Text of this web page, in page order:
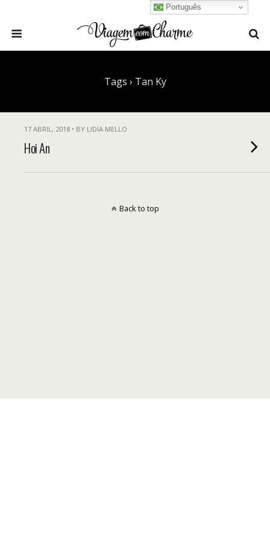
Tags › Tan Ky
17 ABRIL, 2018 • BY LIDIA MELLO
Hoi An
Português
Back to top